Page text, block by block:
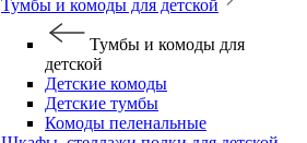
Тумбы и комоды для детской
Тумбы и комоды для
детской
Детские комоды
Детские тумбы
Комоды пеленальные